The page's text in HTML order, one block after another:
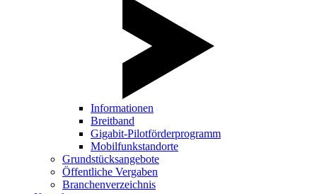
Informationen
Breitband
Gigabit-Pilotförderprogramm
Mobilfunkstandorte
Grundstücksangebote
Öffentliche Vergaben
Branchenverzeichnis